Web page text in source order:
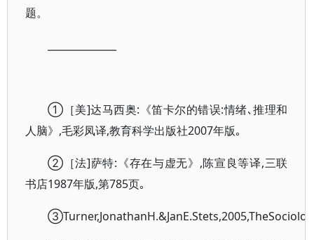
题。
①［美]达马西奥:《笛卡尔的错误:情绪､推理和
人脑》,毛彩凤译,教育科学出版社2007年版｡
②［法]萨特:《存在与虚无》,陈宣良等译,三联
书店1987年版,第785页｡